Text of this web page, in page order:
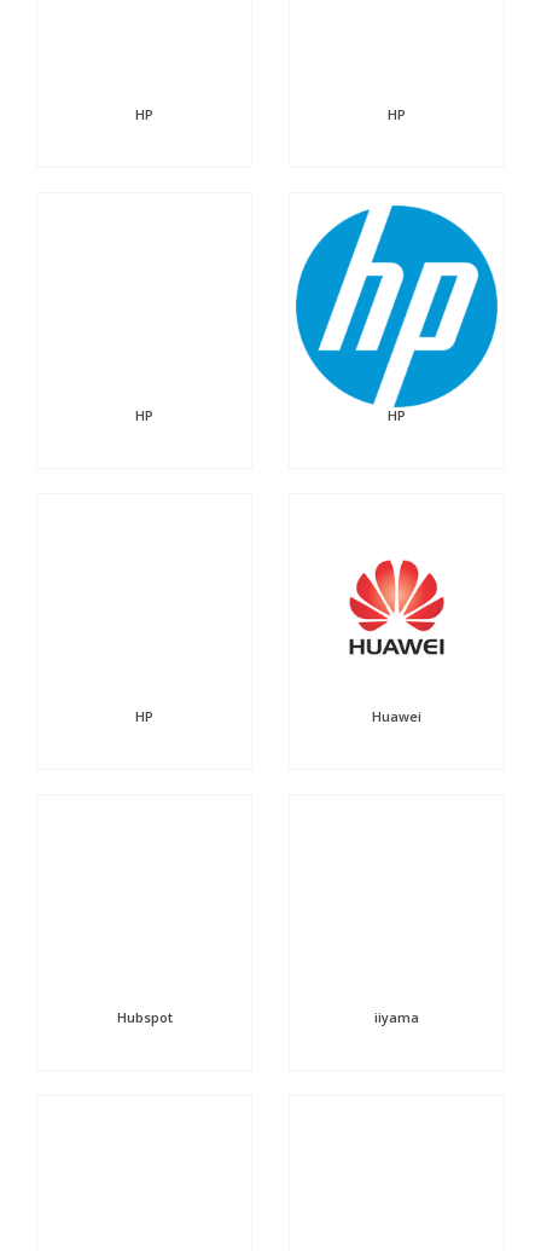
HP HP
HP HP
HP Huawei
Hubspot iiyama